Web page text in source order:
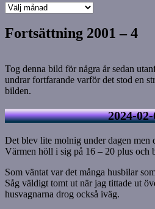
Årets
Fortsättning 2001 – 4
Tog denna bild för några år sedan
undrar fortfarande varför det stod en
bilden.
2024-
Det blev lite molnig under dagen men
Värmen höll i sig på 16 – 20 plus och
Som väntat var det många husbilar
Såg väldigt tomt ut när jag tittade ut
husvagnarna drog också iväg.